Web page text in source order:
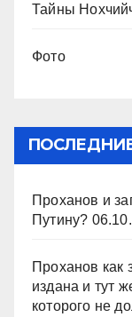
Тайны
Фото
Проханов и
Путину?
Проханов как
издана и тут
которого не